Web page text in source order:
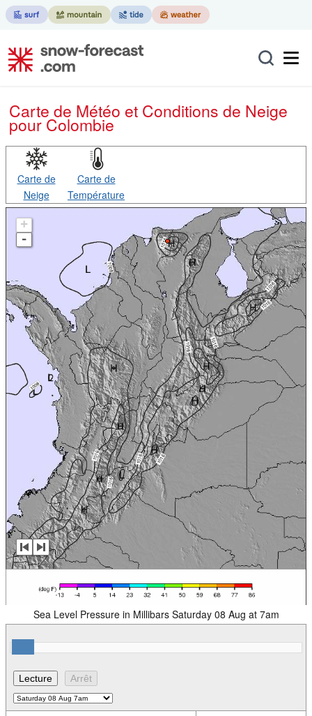
Carte de Météo et Conditions de Neige
pour Colombie
Carte de
Neige
Carte de
Température
+
-
Sea Level Pressure in Millibars Saturday 08 Aug at 7am